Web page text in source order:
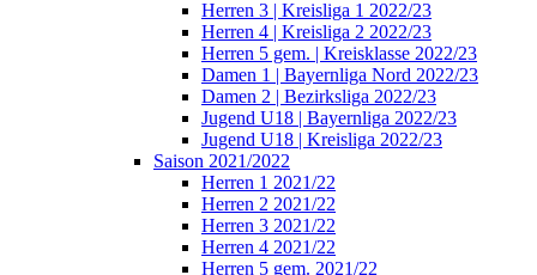
Herren 3 | Kreisliga 1 2022/23
Herren 4 | Kreisliga 2 2022/23
Herren 5 gem. | Kreisklasse 2022/23
Damen 1 | Bayernliga Nord 2022/23
Damen 2 | Bezirksliga 2022/23
Jugend U18 | Bayernliga 2022/23
Jugend U18 | Kreisliga 2022/23
Saison 2021/2022
Herren 1 2021/22
Herren 2 2021/22
Herren 3 2021/22
Herren 4 2021/22
Herren 5 gem. 2021/22